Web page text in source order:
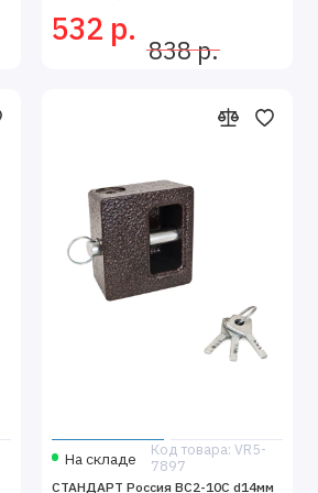
532 р.
838 р.
На складе
Код товара: VR5-
7897
СТАНДАРТ Россия ВС2-10С d14мм